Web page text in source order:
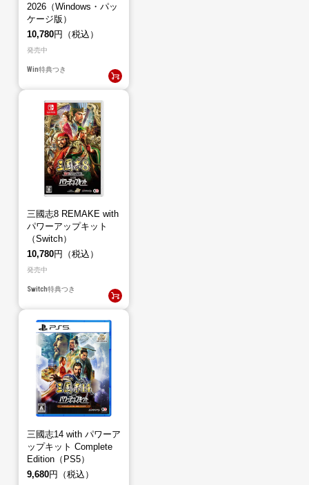
2026（Windows・パッ
ケージ版）
10,780円（税込）
発売中
Win特典つき
三國志8 REMAKE with
パワーアップキット
（Switch）
10,780円（税込）
発売中
Switch特典つき
三國志14 with パワーア
ップキット Complete
Edition（PS5）
9,680円（税込）